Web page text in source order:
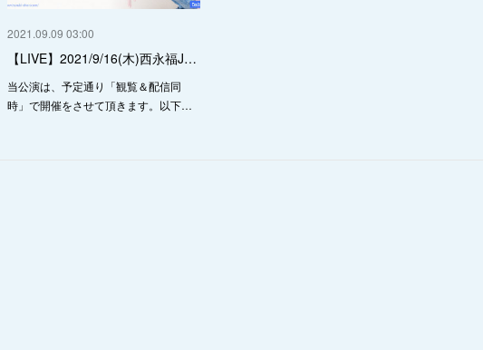
2021.09.09 03:00
【LIVE】2021/9/16(木)西永福J…
当公演は、予定通り「観覧＆配信同
時」で開催をさせて頂きます。以下…